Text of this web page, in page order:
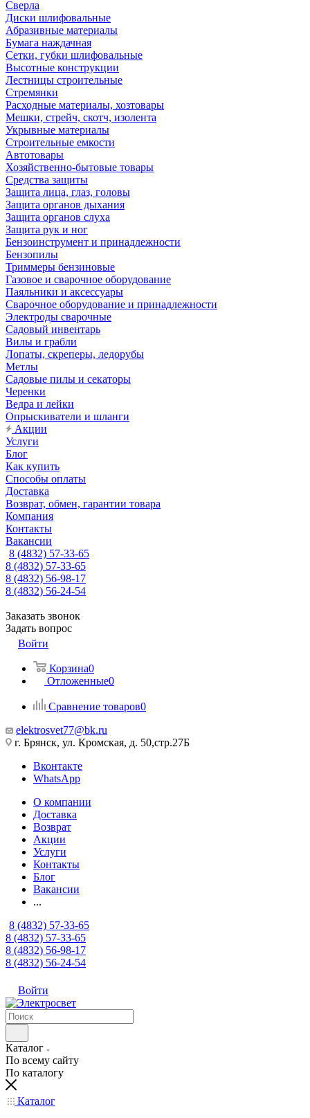
Сверла
Диски шлифовальные
Абразивные материалы
Бумага наждачная
Сетки, губки шлифовальные
Высотные конструкции
Лестницы строительные
Стремянки
Расходные материалы, хозтовары
Мешки, стрейч, скотч, изолента
Укрывные материалы
Строительные емкости
Автотовары
Хозяйственно-бытовые товары
Средства защиты
Защита лица, глаз, головы
Защита органов дыхания
Защита органов слуха
Защита рук и ног
Бензоинструмент и принадлежности
Бензопилы
Триммеры бензиновые
Газовое и сварочное оборудование
Паяльники и аксессуары
Сварочное оборудование и принадлежности
Электроды сварочные
Садовый инвентарь
Вилы и грабли
Лопаты, скреперы, ледорубы
Метлы
Садовые пилы и секаторы
Черенки
Ведра и лейки
Опрыскиватели и шланги
Акции
Услуги
Блог
Как купить
Способы оплаты
Доставка
Возврат, обмен, гарантии товара
Компания
Контакты
Вакансии
8 (4832) 57-33-65
8 (4832) 57-33-65
8 (4832) 56-98-17
8 (4832) 56-24-54
Заказать звонок
Задать вопрос
Войти
Корзина0
Отложенные0
Сравнение товаров0
elektrosvet77@bk.ru
г. Брянск, ул. Кромская, д. 50,стр.27Б
Вконтакте
WhatsApp
О компании
Доставка
Возврат
Акции
Услуги
Контакты
Блог
Вакансии
...
8 (4832) 57-33-65
8 (4832) 57-33-65
8 (4832) 56-98-17
8 (4832) 56-24-54
Войти
Каталог
По всему сайту
По каталогу
Каталог